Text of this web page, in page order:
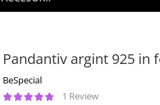
Pandantiv argint 925 in
BeSpecial
1 Review